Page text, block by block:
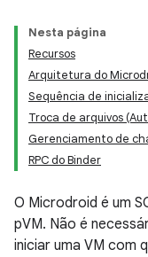
Nesta página
Recursos
Arquitetura do
Sequência de
Troca de arquivos
Gerenciamento de
RPC do Binder
O Microdroid é um
pVM. Não é
iniciar uma VM com